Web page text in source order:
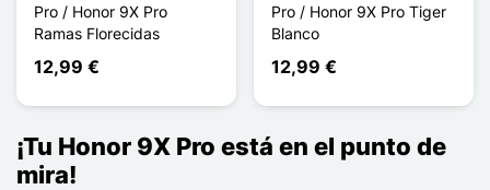
Pro / Honor 9X Pro
Ramas Florecidas
12,99 €
Pro / Honor 9X Pro Tiger
Blanco
12,99 €
¡Tu Honor 9X Pro está en el punto de
mira!